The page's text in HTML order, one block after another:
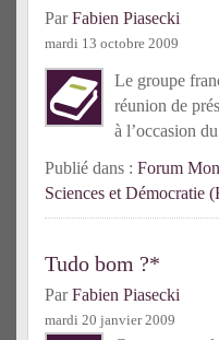
ParFabien Piasecki
mardi 13 octobre 2009
Le groupe
réunion de
à l’occasion
Publié dans : Forum
Sciences et Démocratie
Tudo bom ?*
ParFabien Piasecki
mardi 20 janvier 2009